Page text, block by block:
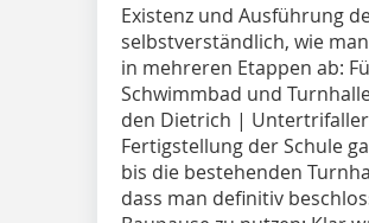
Existenz und Ausführung
selbstverständlich, wie
in mehreren Etappen ab:
Schwimmbad und
den Dietrich |
Fertigstellung der Schule
bis die bestehenden
dass man definitiv